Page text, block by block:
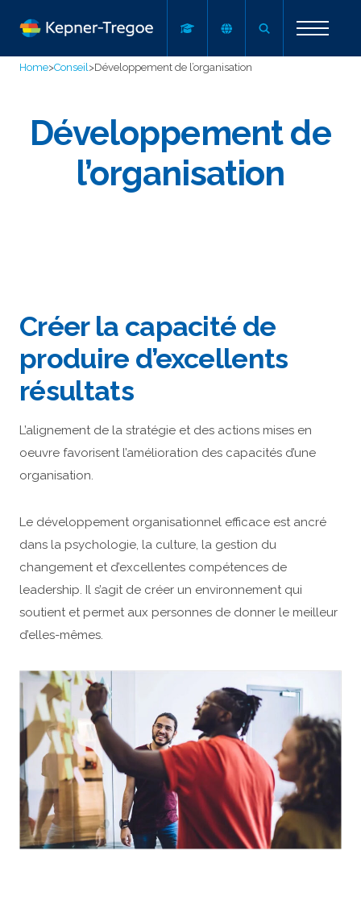
Home>Conseil>Développement de l’organisation
Développement de
l’organisation
Créer la capacité de
produire d’excellents
résultats
L’alignement de la stratégie et des actions mises en
oeuvre favorisent l’amélioration des capacités d’une
organisation.
Le développement organisationnel efficace est ancré
dans la psychologie, la culture, la gestion du
changement et d’excellentes compétences de
leadership. Il s’agit de créer un environnement qui
soutient et permet aux personnes de donner le meilleur
d’elles-mêmes.